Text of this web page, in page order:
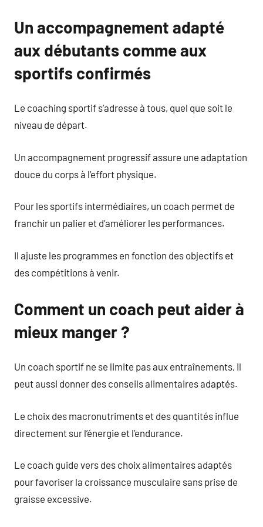
Un accompagnement adapté
aux débutants comme aux
sportifs confirmés
Le coaching sportif s’adresse à tous, quel que soit le
niveau de départ.
Un accompagnement progressif assure une adaptation
douce du corps à l’effort physique.
Pour les sportifs intermédiaires, un coach permet de
franchir un palier et d’améliorer les performances.
Il ajuste les programmes en fonction des objectifs et
des compétitions à venir.
Comment un coach peut aider à
mieux manger ?
Un coach sportif ne se limite pas aux entraînements, il
peut aussi donner des conseils alimentaires adaptés.
Le choix des macronutriments et des quantités influe
directement sur l’énergie et l’endurance.
Le coach guide vers des choix alimentaires adaptés
pour favoriser la croissance musculaire sans prise de
graisse excessive.